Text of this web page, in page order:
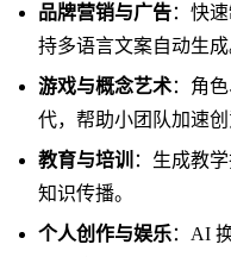
品牌营销与广告：快
持多语言文案自动生成
游戏与概念艺术：角
代，帮助小团队加速创
教育与培训 ：生成教
知识传播。
个人创作与娱乐：AI